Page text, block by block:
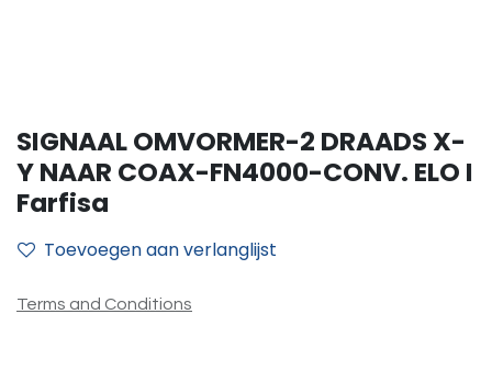
SIGNAAL OMVORMER-2 DRAADS X-
Y NAAR COAX-FN4000-CONV. ELO I
Farfisa
Toevoegen aan verlanglijst
Terms and Conditions